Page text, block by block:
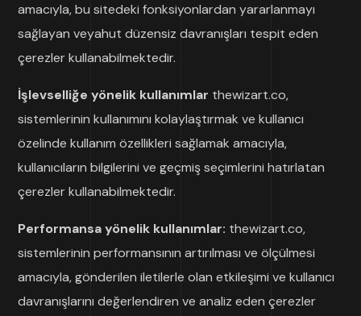
amacıyla, bu sitedeki fonksiyonlardan yararlanmayı
sağlayan veyahut düzensiz davranışları tespit eden
çerezler kullanabilmektedir.
İşlevselliğe yönelik kullanımlar thewizart.co,
sistemlerinin kullanımını kolaylaştırmak ve kullanıcı
özelinde kullanım özellikleri sağlamak amacıyla,
kullanıcıların bilgilerini ve geçmiş seçimlerini hatırlatan
çerezler kullanabilmektedir.
Performansa yönelik kullanımlar: thewizart.co,
sistemlerinin performansının artırılması ve ölçülmesi
amacıyla, gönderilen iletilerle olan etkileşimi ve kullanıcı
davranışlarını değerlendiren ve analiz eden çerezler